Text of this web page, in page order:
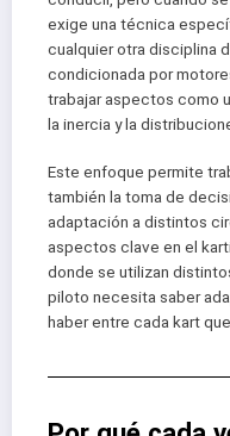
exige una técnica
cualquier otra disciplina
condicionada por
trabajar aspectos como
la inercia y la
Este enfoque permite
también la toma de
adaptación a distintos
aspectos clave en el
donde se utilizan
piloto necesita saber
haber entre cada kart